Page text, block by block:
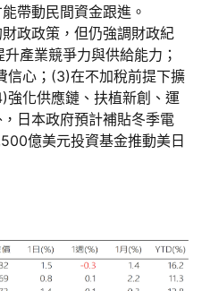
帶動民間資金跟進。
政政策，但仍強調財政紀
產業競爭力與供給能力；
信心；(3)在不加稅前提下擴
化供應鏈、扶植新創、運
日本政府預計補貼冬季電
億美元投資基金推動美日